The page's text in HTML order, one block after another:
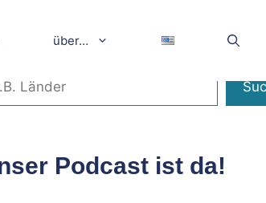
über…
Podcast ist da!